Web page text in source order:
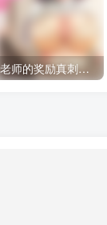
家“贞”教师～老师的奖励真刺激（PC端）